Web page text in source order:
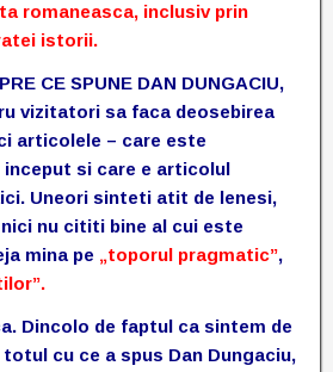
romaneasca, inclusiv prin
istorii.
CE SPUNE DAN DUNGACIU,
vizitatori sa faca deosebirea
articolele – care este
inceput si care e articolul
Uneori sinteti atit de lenesi,
nu cititi bine al cui este
mina pe „toporul pragmatic”,
Dincolo de faptul ca sintem de
cu ce a spus Dan Dungaciu,